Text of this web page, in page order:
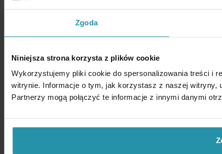
Zgoda
Niniejsza strona korzysta z plików cookie
Wykorzystujemy pliki cookie do spersonalizowania treści i
witrynie. Informacje o tym, jak korzystasz z naszej witryny,
Partnerzy mogą połączyć te informacje z innymi danymi